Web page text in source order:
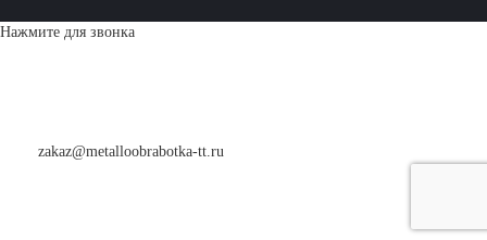
Нажмите для звонка
zakaz@metalloobrabotka-tt.ru